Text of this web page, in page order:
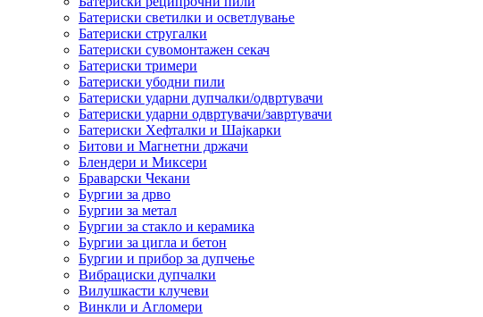
Батериски светилки и осветлување
Батериски стругалки
Батериски сувомонтажен секач
Батериски тримери
Батериски убодни пили
Батериски ударни дупчалки/одвртувачи
Батериски ударни одвртувачи/завртувачи
Батериски Хефталки и Шајкарки
Битови и Магнетни држачи
Блендери и Миксери
Браварски Чекани
Бургии за дрво
Бургии за метал
Бургии за стакло и керамика
Бургии за цигла и бетон
Бургии и прибор за дупчење
Вибрациски дупчалки
Вилушкасти клучеви
Винкли и Агломери